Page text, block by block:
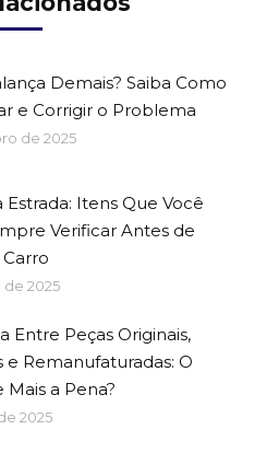
Demais? Saiba Como
e Corrigir o Problema
de 2025
Estrada: Itens Que Você
Verificar Antes de
de 2025
Entre Peças Originais,
e Remanufaturadas: O
Mais a Pena?
2025